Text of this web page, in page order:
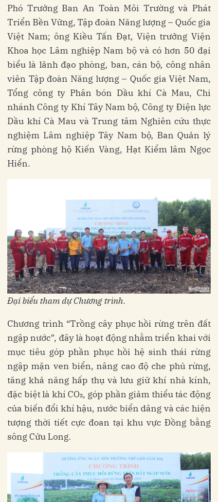
Phó Trưởng Ban An Toàn Môi Trường và Phát
Triển Bền Vững, Tập đoàn Năng lượng – Quốc gia
Việt Nam; ông Kiều Tấn Đạt, Viện trưởng Viện
Khoa học Lâm nghiệp Nam bộ và có hơn 50 đại
biểu là lãnh đạo phòng, ban, cán bộ, công nhân
viên Tập đoàn Năng lượng – Quốc gia Việt Nam,
Tổng công ty Phân bón Dầu khí Cà Mau, Chi
nhánh Công ty Khí Tây Nam bộ, Công ty Điện lực
Dầu khí Cà Mau và Trung tâm Nghiên cứu thực
nghiệm Lâm nghiệp Tây Nam bộ, Ban Quản lý
rừng phòng hộ Kiến Vàng, Hạt Kiểm lâm Ngọc
Hiển.
Đại biểu tham dự Chương trình.
Chương trình “Trồng cây phục hồi rừng trên đất
ngập nước”, đây là hoạt động nhằm triển khai với
mục tiêu góp phần phục hồi hệ sinh thái rừng
ngập mặn ven biển, nâng cao độ che phủ rừng,
tăng khả năng hấp thụ và lưu giữ khí nhà kính,
đặc biệt là khí CO₂, góp phần giảm thiểu tác động
của biến đổi khí hậu, nước biển dâng và các hiện
tượng thời tiết cực đoan tại khu vực Đồng bằng
sông Cửu Long.